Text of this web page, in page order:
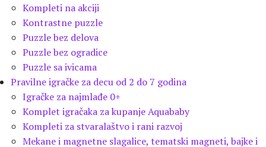
Kompleti na akciji
Kontrastne puzzle
Puzzle bez delova
Puzzle bez ogradice
Puzzle sa ivicama
Pravilne igračke za decu od 2 do 7 godina
Igračke za najmlađe 0+
Komplet igračaka za kupanje Aquababy
Kompleti za stvaralaštvo i rani razvoj
Mekane i magnetne slagalice, tematski magneti, bajke i